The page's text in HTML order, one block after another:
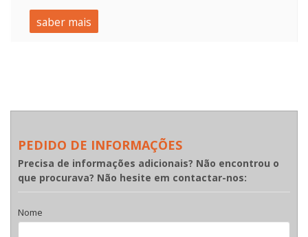
saber mais
PEDIDO DE INFORMAÇÕES
Precisa de informações adicionais? Não encontrou o
que procurava? Não hesite em contactar-nos:
Nome